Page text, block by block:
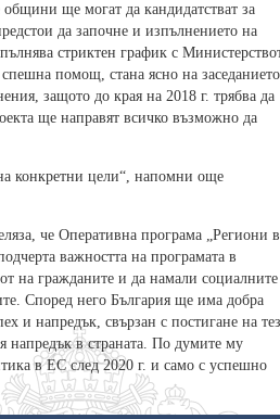
ще могат да кандидатстват за
да започне и изпълнението на
стриктен график с
спешна помощ, стана ясно на
защото до края на 2018 г. трябва да
ще направят всичко възможно да
конкретни цели“, напомни още
че Оперативна програма „Региони в
важността на програмата в
на гражданите и да намали социалните
Според него България ще има добра
и напредък, свързан с постигане на
напредък в страната. По думите му
в ЕС след 2020 г. и само с успешно